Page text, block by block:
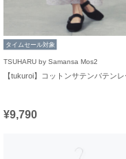
タイムセール対象
TSUHARU by Samansa Mos2
¥9,790